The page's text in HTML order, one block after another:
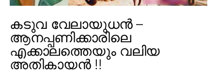
കടുവ വേലായുധൻ –
ആനപ്പണിക്കാരിലെ
എക്കാലത്തെയും വലിയ
അതികായൻ !!